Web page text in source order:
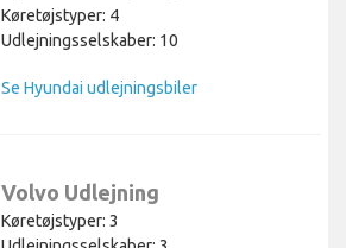
Køretøjstyper: 4
Udlejningsselskaber: 10
Se Hyundai udlejningsbiler
Volvo Udlejning
Køretøjstyper: 3